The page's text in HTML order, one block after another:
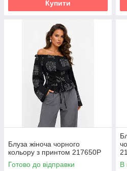
Купити
Блуза жіноча чорного
кольору з принтом 217650P
Готово до відправки
В